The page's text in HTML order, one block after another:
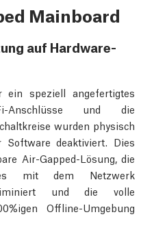
Mainboard
auf Hardware-
speziell angefertigtes
Anschlüsse und die
wurden physisch
deaktiviert. Dies
Air-Gapped-Lösung, die
mit dem Netzwerk
und die volle
Offline-Umgebung